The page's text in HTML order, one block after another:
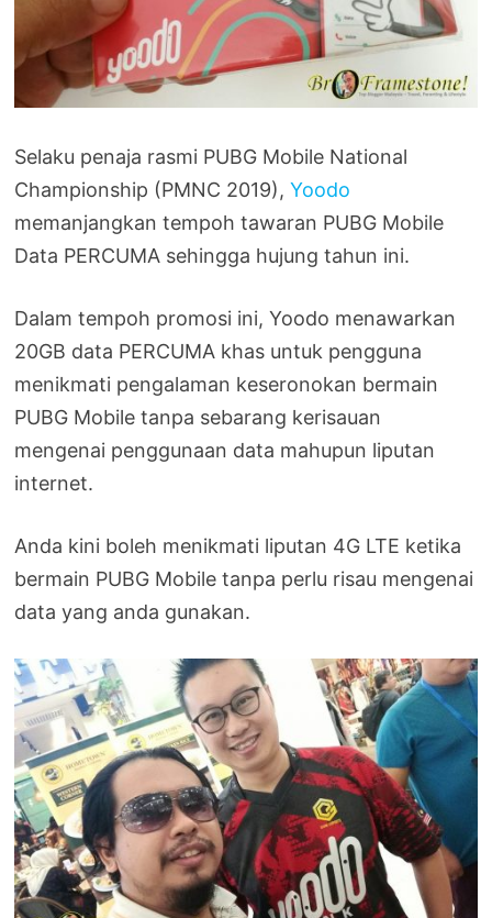
Selaku penaja rasmi PUBG Mobile National
Championship (PMNC 2019),Yoodo
memanjangkan tempoh tawaran PUBG Mobile
Data PERCUMA sehingga hujung tahun ini.
Dalam tempoh promosi ini, Yoodo menawarkan
20GB data PERCUMA khas untuk pengguna
menikmati pengalaman keseronokan bermain
PUBG Mobile tanpa sebarang kerisauan
mengenai penggunaan data mahupun liputan
internet.
Anda kini boleh menikmati liputan 4G LTE ketika
bermain PUBG Mobile tanpa perlu risau mengenai
data yang anda gunakan.